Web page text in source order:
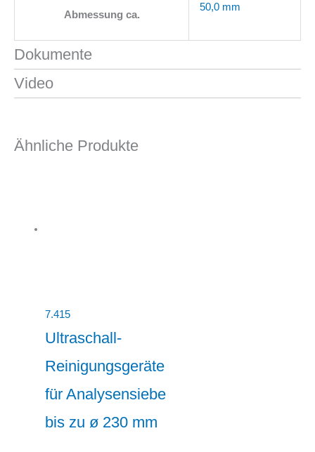
Abmessung ca.
50,0 mm
Dokumente
Video
Ähnliche Produkte
7.415
Ultraschall-
Reinigungsgeräte
für Analysensiebe
bis zu ø 230 mm